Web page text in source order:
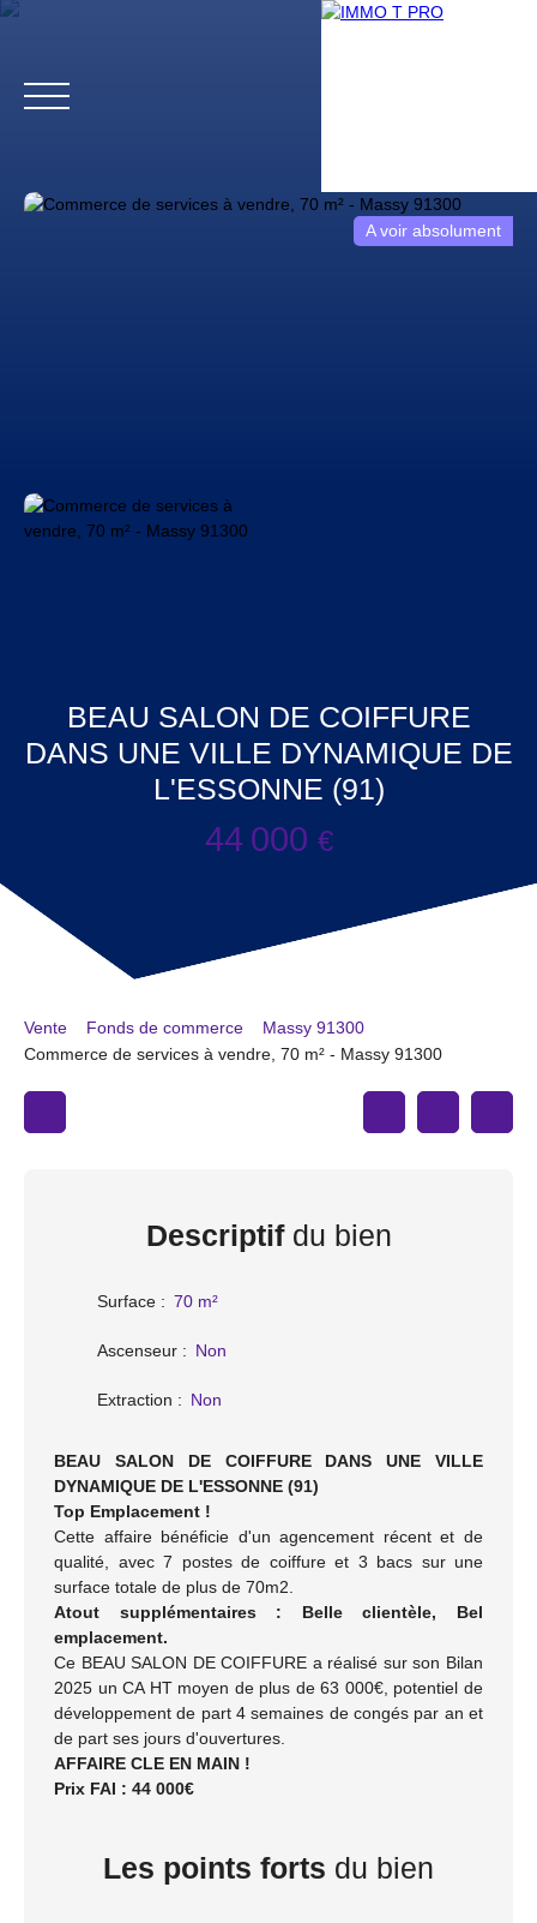
Estimation
A voir absolument
BEAU SALON DE COIFFURE
DANS UNE VILLE DYNAMIQUE DE
L'ESSONNE (91)
44 000 €
Vente Fonds de commerce
Massy 91300
Commerce de services à vendre, 70 m² - Massy 91300
Descriptifdu bien
Surface : 70 m²
Ascenseur : Non
Extraction : Non
BEAU SALON DE COIFFURE DANS UNE VILLE
DYNAMIQUE DE L'ESSONNE (91)
Top Emplacement !
Cette affaire bénéficie d'un agencement récent et de
qualité, avec 7 postes de coiffure et 3 bacs sur une
surface totale de plus de 70m2.
Atout supplémentaires : Belle clientèle, Bel
emplacement.
Ce BEAU SALON DE COIFFURE a réalisé sur son Bilan
2025 un CA HT moyen de plus de 63 000€, potentiel de
développement de part 4 semaines de congés par an et
de part ses jours d'ouvertures.
AFFAIRE CLE EN MAIN !
Prix FAI : 44 000€
Les points forts du bien